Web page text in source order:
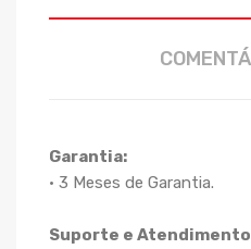
Garantia:
• 3 Meses de Garantia.
Suporte e Atendimento